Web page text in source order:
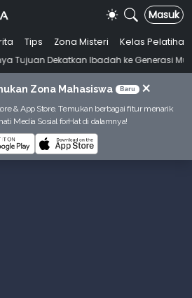
Masuk
Tips Zona Misteri
Kelas Pelatihan
Ibadah ke Generasi Muda Skenu
Zona Mahasiswa Baru ×
& App Store. Temukan berbagai fitur menarik
Media Sosial forHat di dalamnya!